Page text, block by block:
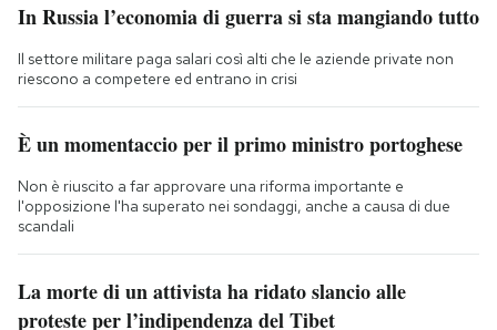
In Russia l’economia di guerra si sta mangiando tutto
Il settore militare paga salari così alti che le aziende private non
riescono a competere ed entrano in crisi
È un momentaccio per il primo ministro portoghese
Non è riuscito a far approvare una riforma importante e
l'opposizione l'ha superato nei sondaggi, anche a causa di due
scandali
La morte di un attivista ha ridato slancio alle
proteste per l’indipendenza del Tibet